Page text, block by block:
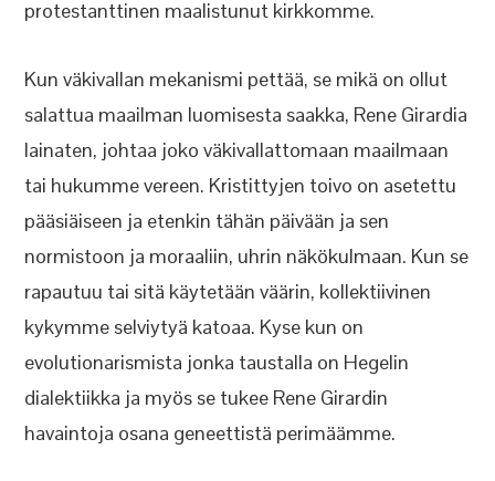
protestanttinen maalistunut kirkkomme.
Kun väkivallan mekanismi pettää, se mikä on ollut
salattua maailman luomisesta saakka, Rene Girardia
lainaten, johtaa joko väkivallattomaan maailmaan
tai hukumme vereen. Kristittyjen toivo on asetettu
pääsiäiseen ja etenkin tähän päivään ja sen
normistoon ja moraaliin, uhrin näkökulmaan. Kun se
rapautuu tai sitä käytetään väärin, kollektiivinen
kykymme selviytyä katoaa. Kyse kun on
evolutionarismista jonka taustalla on Hegelin
dialektiikka ja myös se tukee Rene Girardin
havaintoja osana geneettistä perimäämme.